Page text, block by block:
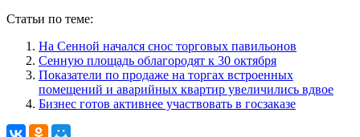
Статьи по теме:
На Сенной начался снос торговых павильонов
Сенную площадь облагородят к 30 октября
Показатели по продаже на торгах встроенных
помещений и аварийных квартир увеличились вдвое
Бизнес готов активнее участвовать в госзаказе